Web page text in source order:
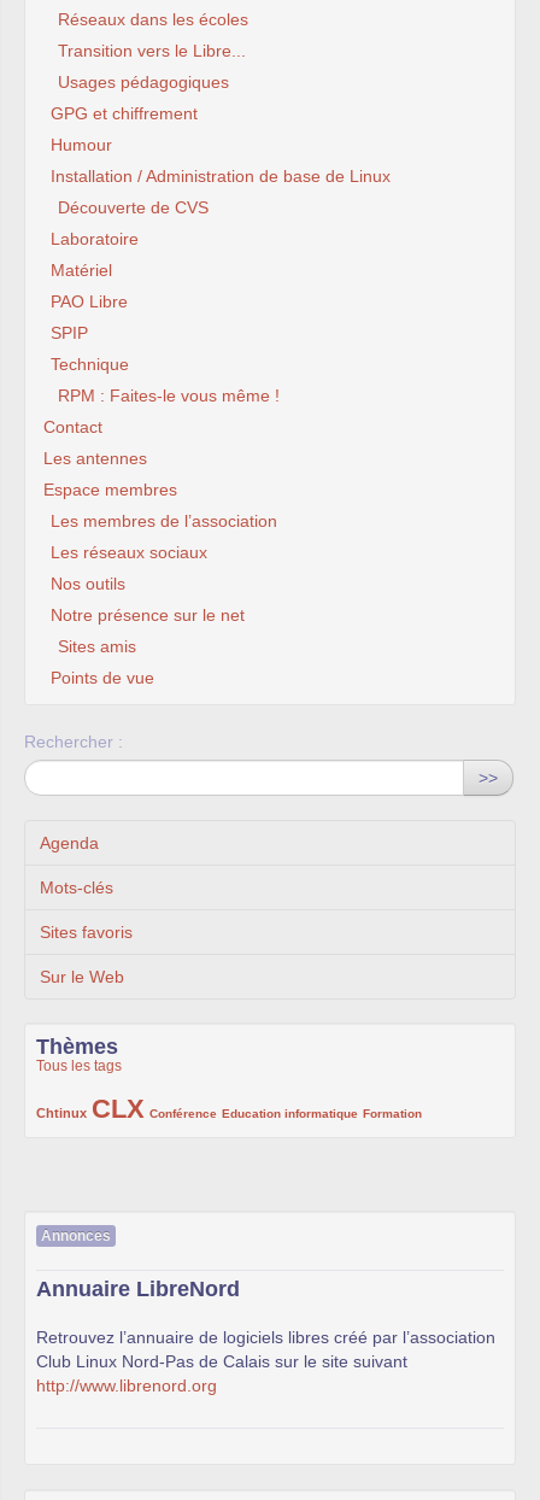
Réseaux dans les écoles
Transition vers le Libre...
Usages pédagogiques
GPG et chiffrement
Humour
Installation / Administration de base de Linux
Découverte de CVS
Laboratoire
Matériel
PAO Libre
SPIP
Technique
RPM : Faites-le vous même !
Contact
Les antennes
Espace membres
Les membres de l’association
Les réseaux sociaux
Nos outils
Notre présence sur le net
Sites amis
Points de vue
Rechercher :
>>
Agenda
Mots-clés
Sites favoris
Sur le Web
Thèmes
Tous les tags
Chtinux
222/1002CLX
1002/1002 Conférence
132/1002 Education informatique
119/1002 Formation
168/1002
Annonces
Annuaire LibreNord
Retrouvez l’annuaire de logiciels libres créé par l’association
Club Linux Nord-Pas de Calais sur le site suivant
http://www.librenord.org